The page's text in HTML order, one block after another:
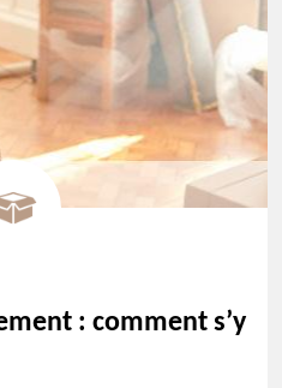
: comment s’y